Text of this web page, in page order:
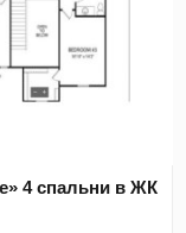
4 спальни в ЖК